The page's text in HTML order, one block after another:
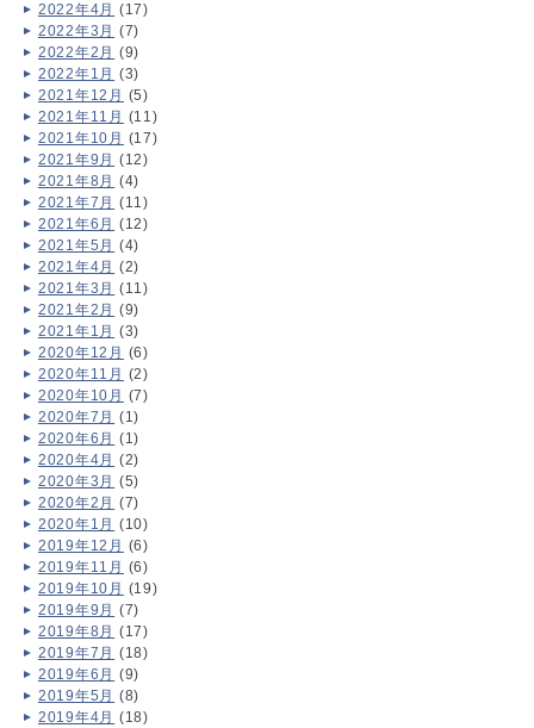
2022年4月 (17)
2022年3月 (7)
2022年2月 (9)
2022年1月 (3)
2021年12月 (5)
2021年11月 (11)
2021年10月 (17)
2021年9月 (12)
2021年8月 (4)
2021年7月 (11)
2021年6月 (12)
2021年5月 (4)
2021年4月 (2)
2021年3月 (11)
2021年2月 (9)
2021年1月 (3)
2020年12月 (6)
2020年11月 (2)
2020年10月 (7)
2020年7月 (1)
2020年6月 (1)
2020年4月 (2)
2020年3月 (5)
2020年2月 (7)
2020年1月 (10)
2019年12月 (6)
2019年11月 (6)
2019年10月 (19)
2019年9月 (7)
2019年8月 (17)
2019年7月 (18)
2019年6月 (9)
2019年5月 (8)
2019年4月 (18)